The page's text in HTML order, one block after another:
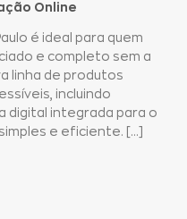
Online
é ideal para quem
e completo sem a
linha de produtos
incluindo
digital integrada para o
e eficiente. [...]